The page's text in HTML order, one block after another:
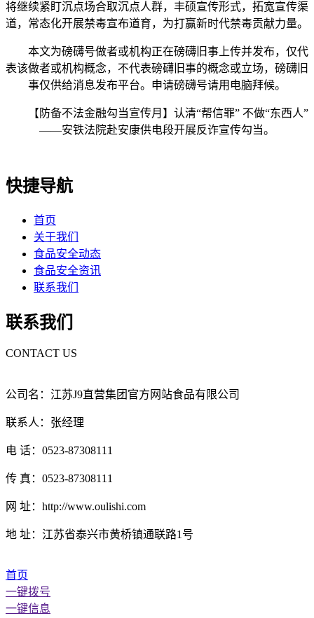
将继续紧盯沉点场合取沉点人群，丰硕宣传形式，拓宽宣传渠
道，常态化开展禁毒宣布道育，为打赢新时代禁毒贡献力量。
本文为磅礴号做者或机构正在磅礴旧事上传并发布，仅代
表该做者或机构概念，不代表磅礴旧事的概念或立场，磅礴旧
事仅供给消息发布平台。申请磅礴号请用电脑拜候。
【防备不法金融勾当宣传月】认清“帮信罪” 不做“东西人”
——安铁法院赴安康供电段开展反诈宣传勾当。
快捷导航
首页
关于我们
食品安全动态
食品安全资讯
联系我们
联系我们
CONTACT US
公司名：江苏J9直营集团官方网站食品有限公司
联系人：张经理
电 话：0523-87308111
传 真：0523-87308111
网 址：http://www.oulishi.com
地 址：江苏省泰兴市黄桥镇通联路1号
首页
一键拨号
一键信息